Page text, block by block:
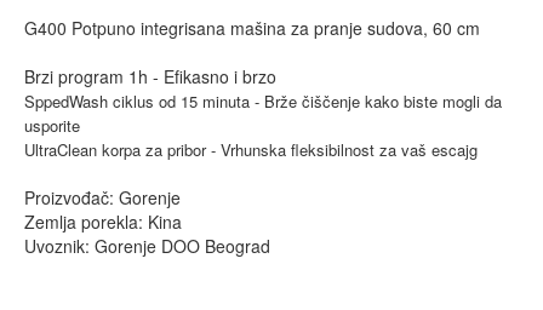
G400 Potpuno integrisana mašina za pranje sudova, 60 cm
Brzi program 1h - Efikasno i brzo
SppedWash ciklus od 15 minuta - Brže čiščenje kako biste mogli da
usporite
UltraClean korpa za pribor - Vrhunska fleksibilnost za vaš escajg
Proizvođač: Gorenje
Zemlja porekla: Kina
Uvoznik: Gorenje DOO Beograd